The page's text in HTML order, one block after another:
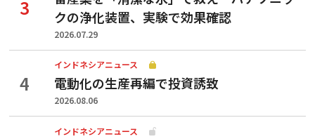
クの浄化装置、実験で効果確認
2026.07.29
インドネシアニュース
電動化の生産再編で投資誘致
2026.08.06
インドネシアニュース